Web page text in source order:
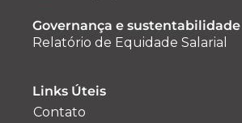
Governança e sustentabilidade
Relatório de Equidade Salarial
Links Úteis
Contato